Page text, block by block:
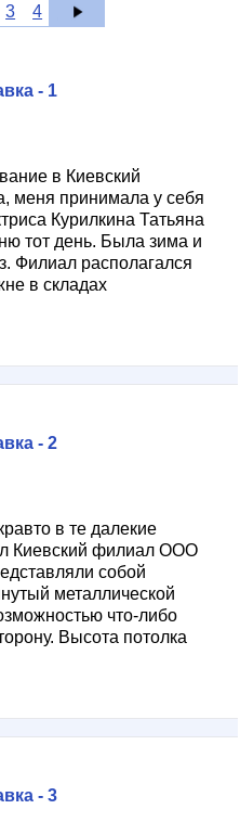
3 4
- 1
в Киевский
меня принимала у себя
Курилкина Татьяна
тот день. Была зима и
Филиал располагался
в складах
- 2
в те далекие
Киевский филиал ООО
собой
металлической
что-либо
Высота потолка
- 3